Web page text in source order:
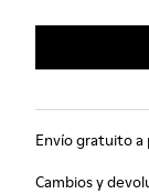
Envío gratuito
Cambios y